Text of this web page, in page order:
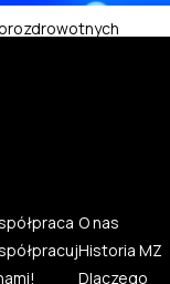
prozdrowotnych
O nas
Historia MZ
Dlaczego